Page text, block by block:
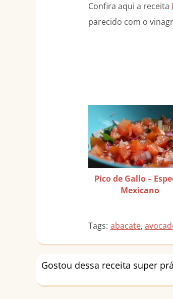
Confira aqui a receita
parecido com o
Pico de Gallo –
Mexicano
Tags: abacate,
Gostou dessa receita super